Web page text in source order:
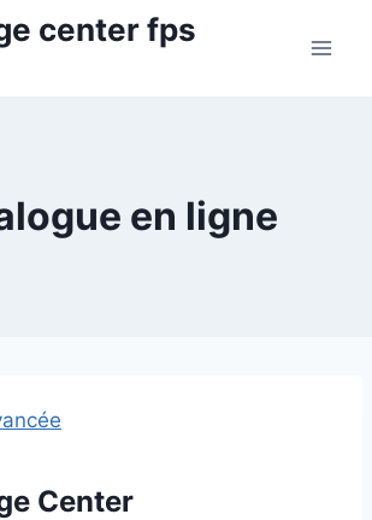
center fps
en ligne
Center